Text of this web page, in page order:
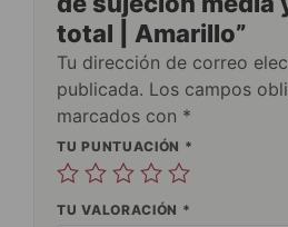
total | Amarillo”
Tu dirección de correo
publicada. Los campos
marcados con *
TU PUNTUACIÓN *
TU VALORACIÓN *